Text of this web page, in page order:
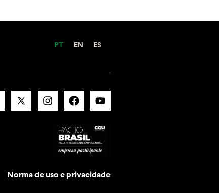
PT EN ES
Norma de uso e privacidade